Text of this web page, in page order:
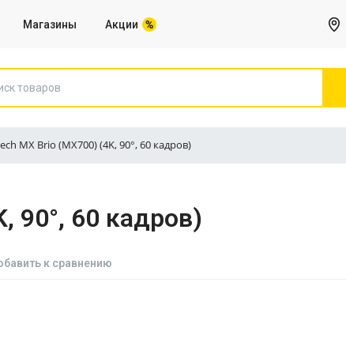
Магазины Акции
Игры на Sony PS5
Все для Компьютера
Веб камеры
MX Brio (MX700) (4K, 90°, 60 кадров)
90°, 60 кадров)
к сравнению